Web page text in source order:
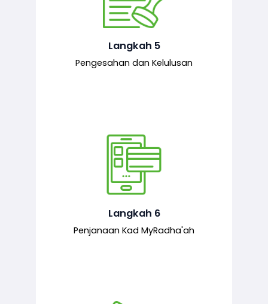
Langkah 5
Pengesahan dan Kelulusan
Pegawai pelulus menilai permohonan
dan memberi pengesahan serta
kelulusan akhir sekiranya semuanya
mematuhi syarat ditetapkan.
Langkah 6
Penjanaan Kad MyRadha'ah
Setelah permohonan diluluskan, kad
MyRadha’ah akan dijana.